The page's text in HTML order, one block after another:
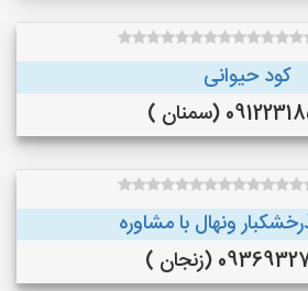
کود حیوانی
(سمنان )
ونهال با مشاوره
(زنجان )